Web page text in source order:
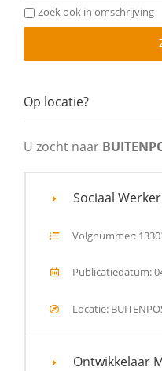
Zoek ook in omschrijving
Op locatie?
U zocht naar
Sociaal
Volgnummer:
Publicatiedatum:
Locatie:
Ontwikkelaar